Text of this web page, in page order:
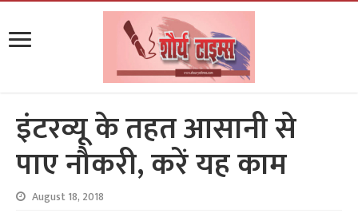
इंटरव्यू के तहत आसानी से
पाए नौकरी, करें यह काम
August 18, 2018